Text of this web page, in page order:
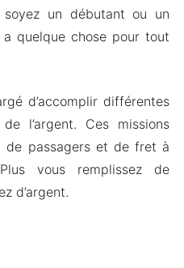
soyez un débutant ou un
quelque chose pour tout
d’accomplir différentes
l’argent. Ces missions
de passagers et de fret à
vous remplissez de
d’argent.